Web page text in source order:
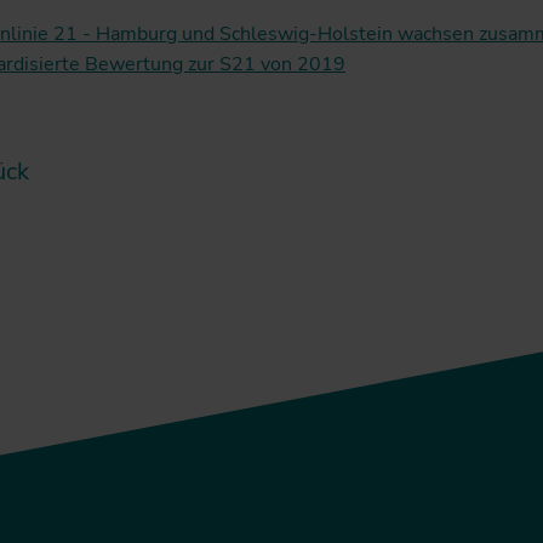
21 - Hamburg und Schleswig-Holstein wachsen
Bewertung zur S21 von 2019